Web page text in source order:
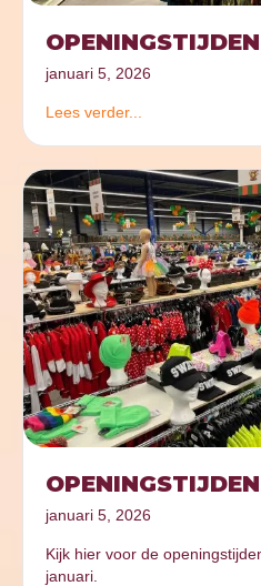
januari 5, 2026
Lees verder...
januari 5, 2026
Kijk hier voor de
januari.